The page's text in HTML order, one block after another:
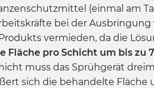
(einmal am
bei der
vermieden, da die
Fläche pro Schicht um bis zu
muss das Sprühgerät
sich die behandelte Fläche